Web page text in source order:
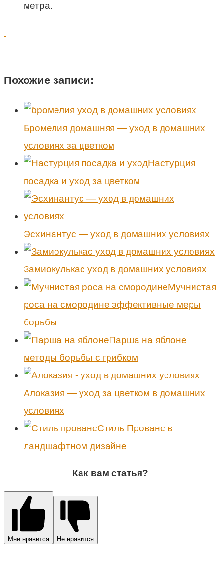
метра.
Похожие записи:
Бромелия домашняя — уход в домашних
условиях за цветком
Настурция
посадка и уход за цветком
Эсхинантус — уход в домашних условиях
Замиокулькас уход в домашних условиях
Мучнистая
роса на смородине эффективные меры
борьбы
Парша на яблоне
методы борьбы с грибком
Алоказия — уход за цветком в домашних
условиях
Стиль Прованс в
ландшафтном дизайне
Как вам статья?
Мне нравится Не нравится